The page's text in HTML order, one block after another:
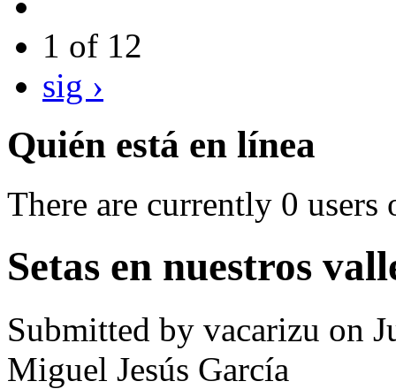
1 of 12
sig ›
Quién está en línea
There are currently 0 users
Setas en nuestros
Submitted by vacarizu on
Miguel Jesús García